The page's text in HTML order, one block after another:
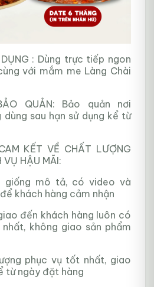
: Dùng trực tiếp ngon
với mắm me Làng Chài
QUẢN: Bảo quản nơi
sau hạn sử dụng kể từ
KẾT VỀ CHẤT LƯỢNG
VỤ HẬU MÃI:
giống mô tả, có video và
khách hàng cảm nhận
đến khách hàng luôn có
không giao sản phẩm
phục vụ tốt nhất, giao
từ ngày đặt hàng